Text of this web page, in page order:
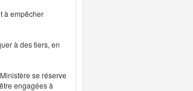
à empêcher
à des tiers, en
se réserve
engagées à